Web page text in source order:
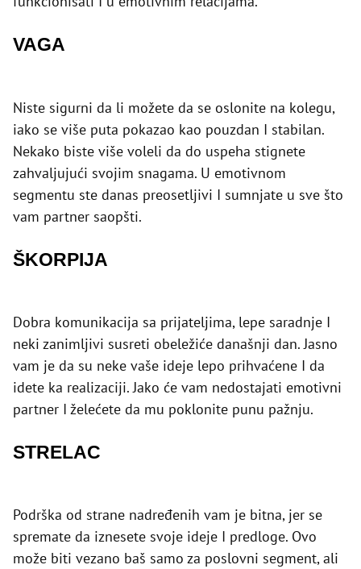
VAGA
Niste sigurni da li možete da se oslonite na kolegu,
iako se više puta pokazao kao pouzdan I stabilan.
Nekako biste više voleli da do uspeha stignete
zahvaljujući svojim snagama. U emotivnom
segmentu ste danas preosetljivi I sumnjate u sve što
vam partner saopšti.
ŠKORPIJA
Dobra komunikacija sa prijateljima, lepe saradnje I
neki zanimljivi susreti obeležiće današnji dan. Jasno
vam je da su neke vaše ideje lepo prihvaćene I da
idete ka realizaciji. Jako će vam nedostajati emotivni
partner I želećete da mu poklonite punu pažnju.
STRELAC
Podrška od strane nadređenih vam je bitna, jer se
spremate da iznesete svoje ideje I predloge. Ovo
može biti vezano baš samo za poslovni segment, ali